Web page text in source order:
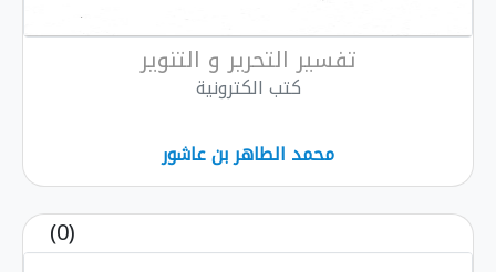
تفسير التحرير و التنوير
كتب الكترونية
محمد الطاهر بن عاشور
(0)